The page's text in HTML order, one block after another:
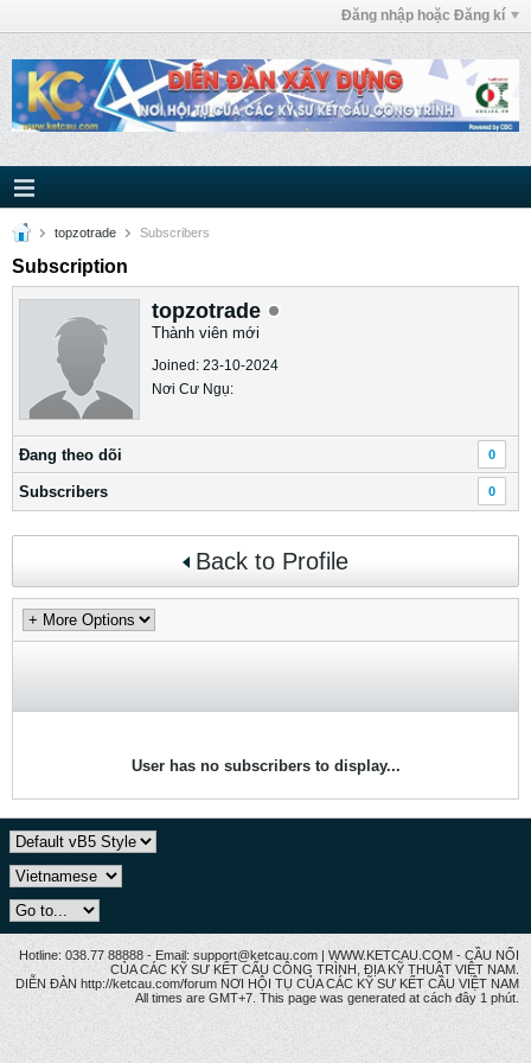
Đăng nhập hoặc Đăng kí
topzotrade Subscribers
Subscription
topzotrade
Thành viên mới
Joined: 23-10-2024
Nơi Cư Ngụ:
Ðang theo dõi 0
Subscribers 0
Back to Profile
User has no subscribers to display...
Hotline: 038.77 88888 - Email: support@ketcau.com | WWW.KETCAU.COM - CẦU NỐI
CỦA CÁC KỸ SƯ KẾT CẤU CÔNG TRÌNH, ĐỊA KỸ THUẬT VIỆT NAM.
DIỄN ĐÀN http://ketcau.com/forum NƠI HỘI TỤ CỦA CÁC KỸ SƯ KẾT CÂU VIỆT NAM
All times are GMT+7. This page was generated at cách đây 1 phút.